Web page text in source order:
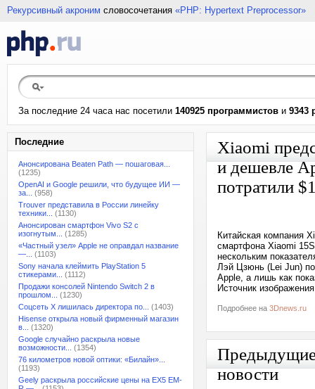
Рекурсивный акроним словосочетания «PHP: Hypertext Preprocessor»
За последние 24 часа нас посетили 140925 программистов и 9343
Последние
Анонсирована Beaten Path — пошаговая...
(1235)
OpenAI и Google решили, что будущее ИИ —
за...
(958)
Trouver представила в России линейку
техники...
(1130)
Анонсирован смартфон Vivo S2 с
изогнутым...
(1285)
«Частный узел» Apple не оправдал название
—...
(1103)
Sony начала клеймить PlayStation 5
стикерами...
(1112)
Продажи консолей Nintendo Switch 2 в
прошлом...
(1230)
Соцсеть X лишилась директора по...
(1403)
Hisense открыла новый фирменный магазин
в...
(1320)
Google случайно раскрыла новые
возможности...
(1354)
76 километров новой оптики: «Билайн»...
(1193)
Geely раскрыла российские цены на EX5 EM-
Xiaomi
и дешевле
потратили
Китайская компания
смартфона Xiaomi
нескольким
Лэй Цзюнь (Lei Jun)
Apple, а лишь как
Источник
Подробнее на 3Dnews.ru
новости